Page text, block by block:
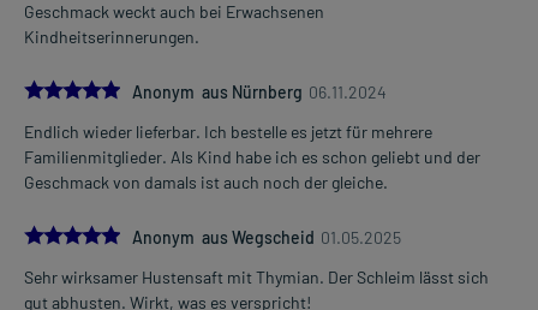
Die Gesamtdosis sollte nicht ohne Rücksprache mit einem Arzt
oder Apotheker überschritten werden.
Art der Anwendung?
Wasser oder Tee verdünnen.
Dauer der Anwendung?
Woche anwenden. Bei länger anhaltenden Beschwerden sollten sie
Ihren Arzt aufsuchen.
Geschmack weckt auch bei Erwachsenen
Kindheitserinnerungen.
5.0Anonym aus Nürnberg 06.11.2024
Endlich wieder lieferbar. Ich bestelle es jetzt für mehrere
Familienmitglieder. Als Kind habe ich es schon geliebt und der
Geschmack von damals ist auch noch der gleiche.
5.0Anonym aus Wegscheid 01.05.2025
Sehr wirksamer Hustensaft mit Thymian. Der Schleim lässt sich
gut abhusten. Wirkt, was es verspricht!